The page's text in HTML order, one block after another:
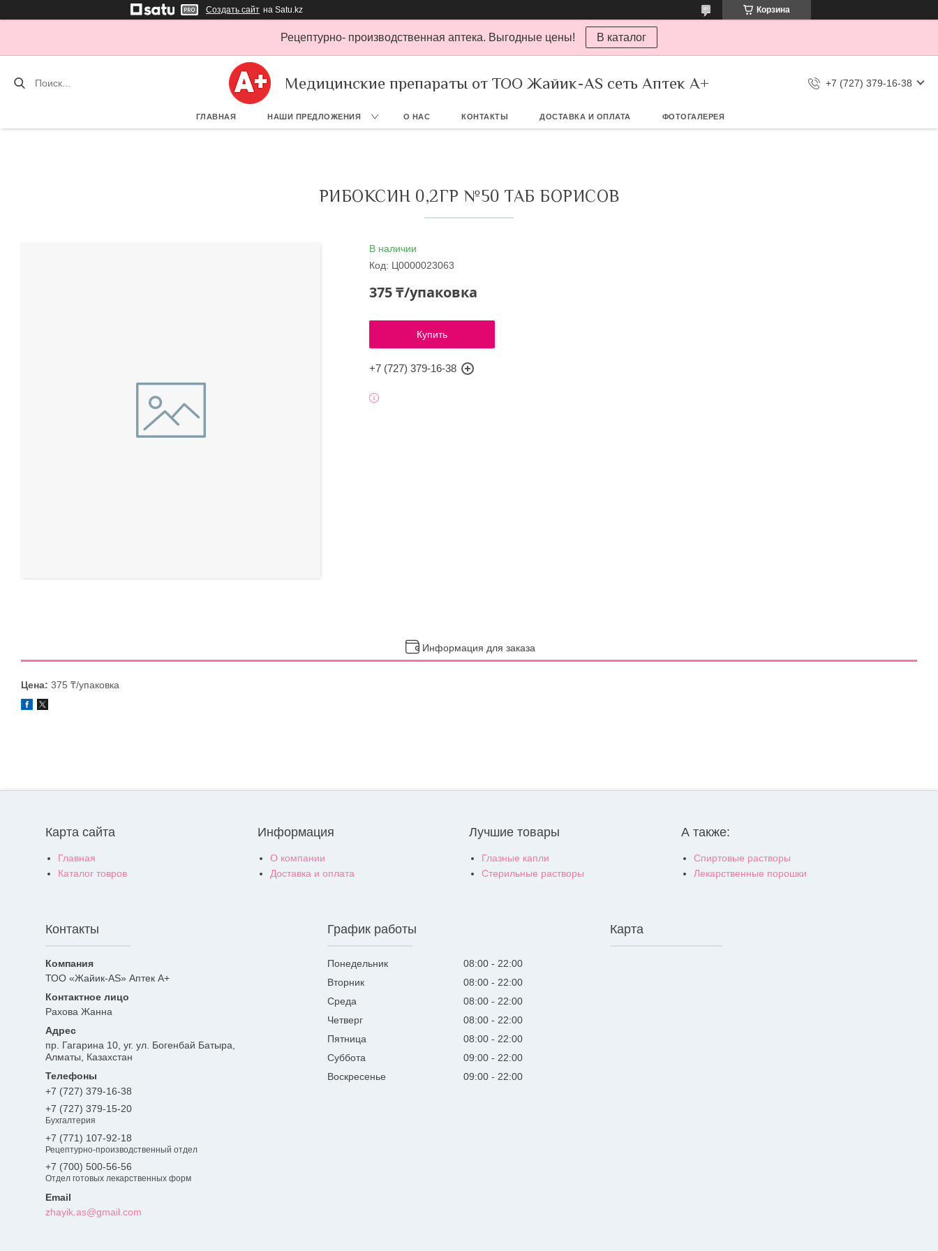
Создать сайт на Satu.kz Корзина
Рецептурно- производственная аптека. Выгодные цены! В каталог
Медицинские препараты от ТОО Жайик-AS сеть Аптек А+ +7 (727) 379-16-38
ГЛАВНАЯ НАШИ ПРЕДЛОЖЕНИЯ О НАС КОНТАКТЫ ДОСТАВКА И ОПЛАТА ФОТОГАЛЕРЕЯ
РИБОКСИН 0,2ГР №50 ТАБ БОРИСОВ
В наличии
Код: Ц0000023063
375 ₸/упаковка
Купить
+7 (727) 379-16-38
Информация для заказа
Цена: 375 ₸/упаковка
Карта сайта
Главная
Каталог товров
Информация
О компании
Доставка и оплата
Лучшие товары
Глазные капли
Стерильные растворы
А также:
Спиртовые растворы
Лекарственные порошки
Контакты
ТОО «Жайик-AS» Аптек А+
Рахова Жанна
пр. Гагарина 10, уг. ул. Богенбай Батыра,
Алматы, Казахстан
+7 (727) 379-16-38
+7 (727) 379-15-20
Бухгалтерия
+7 (771) 107-92-18
Рецептурно-производственный отдел
+7 (700) 500-56-56
Отдел готовых лекарственных форм
zhayik.as@gmail.com
График работы
Понедельник 08:00
22:00
Вторник
08:00
22:00
Среда
08:00
22:00
Четверг
08:00
22:00
Пятница
08:00
22:00
Суббота
09:00
22:00
Воскресенье
09:00 22:00
Карта